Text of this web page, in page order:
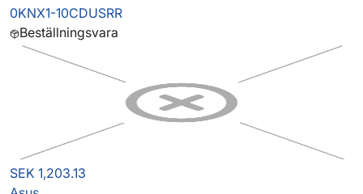
0KNX1-10CDUSRR
Beställningsvara
SEK 1,203.13